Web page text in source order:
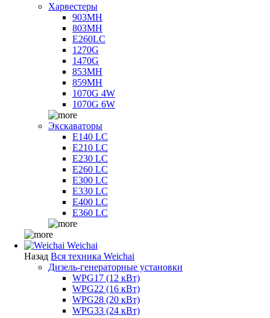
Харвестеры
903MH
803MH
E260LC
1270G
1470G
853MH
859MH
1070G 4W
1070G 6W
Экскаваторы
E140 LC
E210 LC
E230 LC
E260 LC
E300 LC
E330 LC
E400 LC
E360 LC
Weichai
Назад Вся техника Weichai
Дизель-генераторные установки
WPG17 (12 кВт)
WPG22 (16 кВт)
WPG28 (20 кВт)
WPG33 (24 кВт)